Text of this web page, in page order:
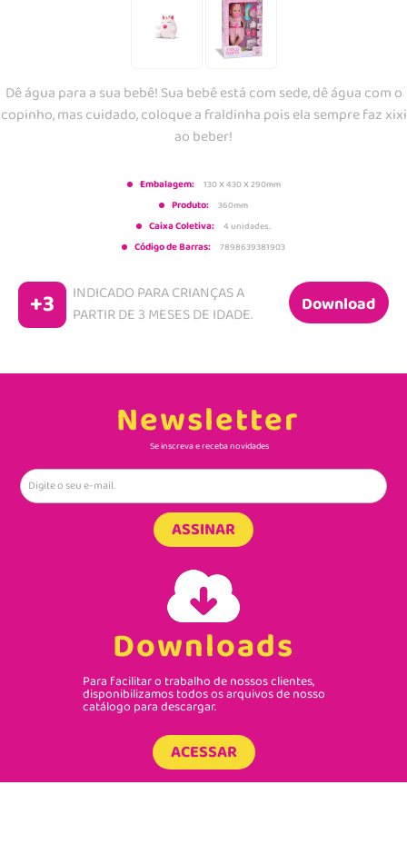
Dê água para a sua bebê! Sua bebê está com sede, dê água com o
copinho, mas cuidado, coloque a fraldinha pois ela sempre faz xixi
ao beber!
Embalagem: 130 X 430 X 290mm
Produto: 360mm
Caixa Coletiva: 4 unidades.
Código de Barras: 7898639381903
+3
INDICADO PARA CRIANÇAS A
PARTIR DE 3 MESES DE IDADE. Download
Newsletter
Se inscreva e receba novidades
ASSINAR
Downloads
Para facilitar o trabalho de nossos clientes,
disponibilizamos todos os arquivos de nosso
catálogo para descargar.
ACESSAR